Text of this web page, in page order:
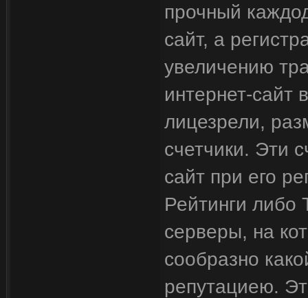
прочный
сайт, а
увеличению
интернет-сайт
лицезрели,
счетчики. Эти
сайт при его
Рейтинги либо
серверы, на
сообразно
репутациею.